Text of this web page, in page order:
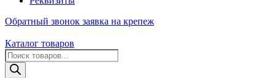
Обратный звонок заявка на крепеж
Каталог товаров
Поиск
товаров